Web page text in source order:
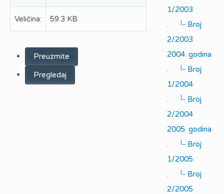
Veličina: 59.3 KB
Preuzmite
Pregledaj
1/2003
.
|_ Broj
2/2003
2004. godina
.
|_ Broj
1/2004
.
|_ Broj
2/2004
2005. godina
.
|_ Broj
1/2005
.
|_ Broj
2/2005